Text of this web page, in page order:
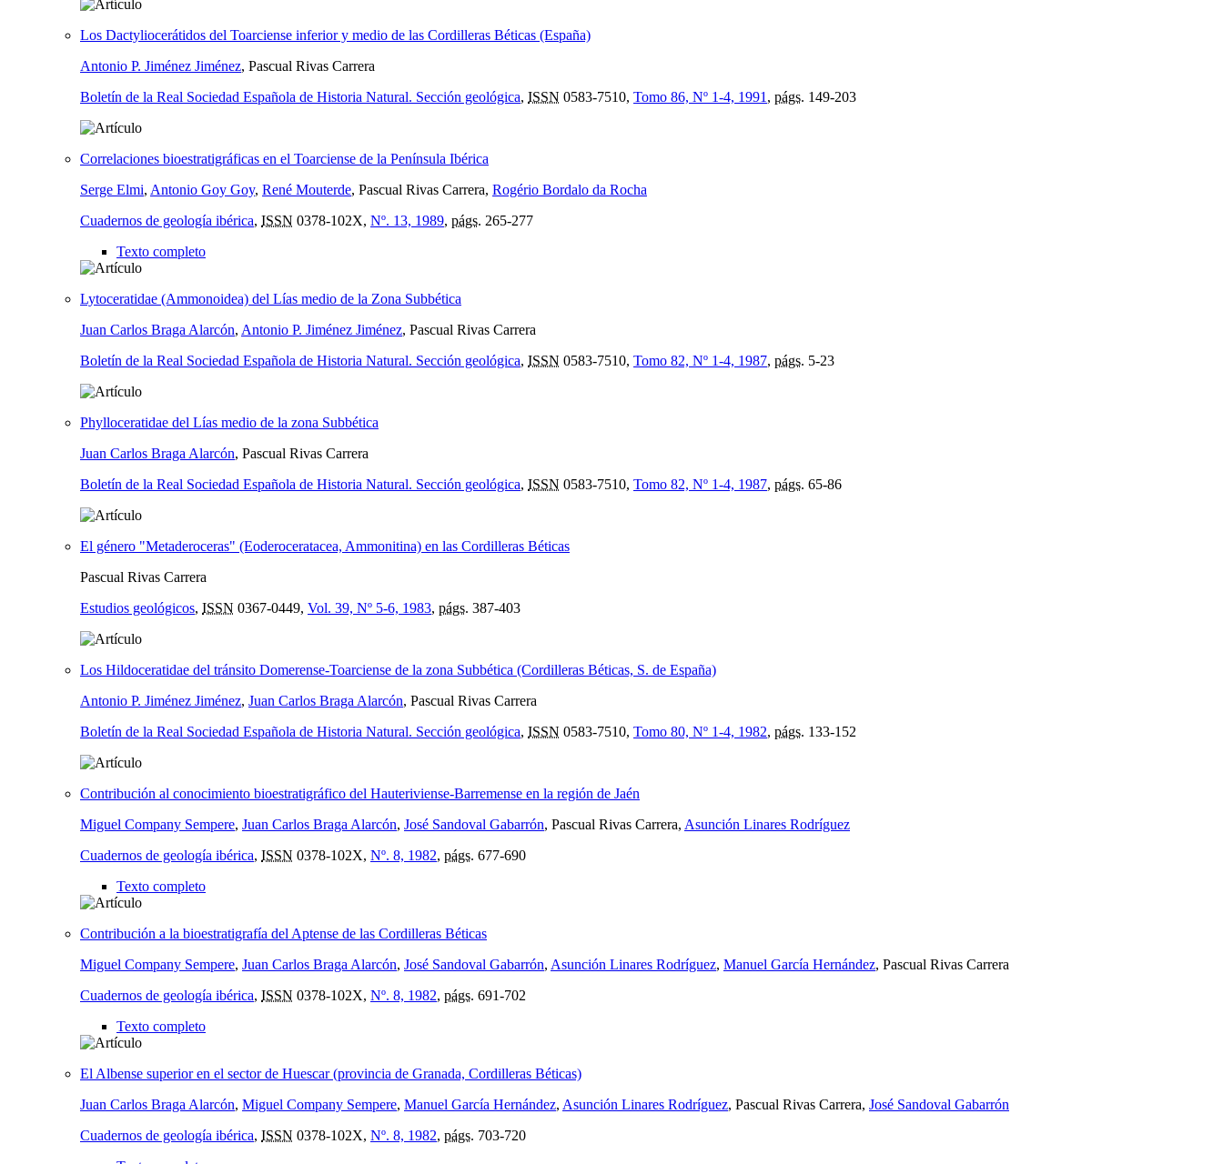
Los Dactyliocerátidos del Toarciense inferior y medio de las Cordilleras Béticas (España)
Antonio P. Jiménez Jiménez, Pascual Rivas Carrera
Boletín de la Real Sociedad Española de Historia Natural. Sección geológica, ISSN 0583-7510, Tomo 86, Nº 1-4, 1991 , págs. 149-203
Correlaciones bioestratigráficas en el Toarciense de la Península Ibérica
Serge Elmi, Antonio Goy Goy, René Mouterde, Pascual Rivas Carrera, Rogério Bordalo da Rocha
Cuadernos de geología ibérica, ISSN 0378-102X, Nº. 13, 1989, págs. 265-277
Texto completo
Lytoceratidae (Ammonoidea) del Lías medio de la Zona Subbética
Juan Carlos Braga Alarcón, Antonio P. Jiménez Jiménez, Pascual Rivas Carrera
Boletín de la Real Sociedad Española de Historia Natural. Sección geológica, ISSN 0583-7510, Tomo 82, Nº 1-4, 1987, págs. 5-23
Phylloceratidae del Lías medio de la zona Subbética
Juan Carlos Braga Alarcón, Pascual Rivas Carrera
Boletín de la Real Sociedad Española de Historia Natural. Sección geológica, ISSN 0583-7510, Tomo 82, Nº 1-4, 1987, págs. 65-86
El género "Metaderoceras" (Eoderoceratacea, Ammonitina) en las Cordilleras Béticas
Pascual Rivas Carrera
Estudios geológicos, ISSN 0367-0449, Vol. 39, Nº 5-6, 1983, págs. 387-403
Los Hildoceratidae del tránsito Domerense-Toarciense de la zona Subbética (Cordilleras Béticas, S. de España)
Antonio P. Jiménez Jiménez, Juan Carlos Braga Alarcón, Pascual Rivas Carrera
Boletín de la Real Sociedad Española de Historia Natural. Sección geológica, ISSN 0583-7510, Tomo 80, Nº 1-4, 1982, págs. 133-152
Contribución al conocimiento bioestratigráfico del Hauteriviense-Barremense en la región de Jaén
Miguel Company Sempere, Juan Carlos Braga Alarcón, José Sandoval Gabarrón, Pascual Rivas Carrera, Asunción Linares Rodríguez
Cuadernos de geología ibérica, ISSN 0378-102X, Nº. 8, 1982, págs. 677-690
Texto completo
Contribución a la bioestratigrafía del Aptense de las Cordilleras Béticas
Miguel Company Sempere, Juan Carlos Braga Alarcón, José Sandoval Gabarrón, Asunción Linares Rodríguez, Manuel García Hernández, Pascual Rivas Carrera
Cuadernos de geología ibérica, ISSN 0378-102X, Nº. 8, 1982, págs. 691-702
Texto completo
El Albense superior en el sector de Huescar (provincia de Granada, Cordilleras Béticas)
Juan Carlos Braga Alarcón, Miguel Company Sempere, Manuel García Hernández, Asunción Linares Rodríguez, Pascual Rivas Carrera, José Sandoval Gabarrón
Cuadernos de geología ibérica, ISSN 0378-102X, Nº. 8, 1982, págs. 703-720